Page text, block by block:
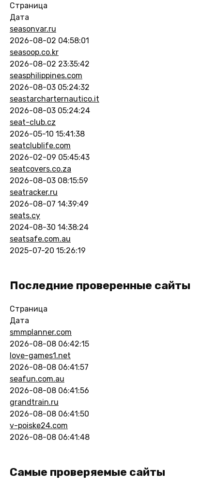
Страница
Дата
seasonvar.ru
2026-08-02 04:58:01
seasoop.co.kr
2026-08-02 23:35:42
seasphilippines.com
2026-08-03 05:24:32
seastarcharternautico.it
2026-08-03 05:24:24
seat-club.cz
2026-05-10 15:41:38
seatclublife.com
2026-02-09 05:45:43
seatcovers.co.za
2026-08-03 08:15:59
seatracker.ru
2026-08-07 14:39:49
seats.cy
2024-08-30 14:38:24
seatsafe.com.au
2025-07-20 15:26:19
Последние проверенные сайты
Страница
Дата
smmplanner.com
2026-08-08 06:42:15
love-games1.net
2026-08-08 06:41:57
seafun.com.au
2026-08-08 06:41:56
grandtrain.ru
2026-08-08 06:41:50
v-poiske24.com
2026-08-08 06:41:48
Самые проверяемые сайты